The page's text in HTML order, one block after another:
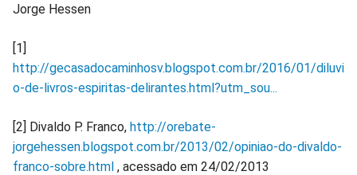
Jorge Hessen
[1]
http://gecasadocaminhosv.blogspot.com.br/2016/01/diluvi
o-de-livros-espiritas-delirantes.html?utm_sou...
[2] Divaldo P. Franco, http://orebate-
jorgehessen.blogspot.com.br/2013/02/opiniao-do-divaldo-
franco-sobre.html , acessado em 24/02/2013